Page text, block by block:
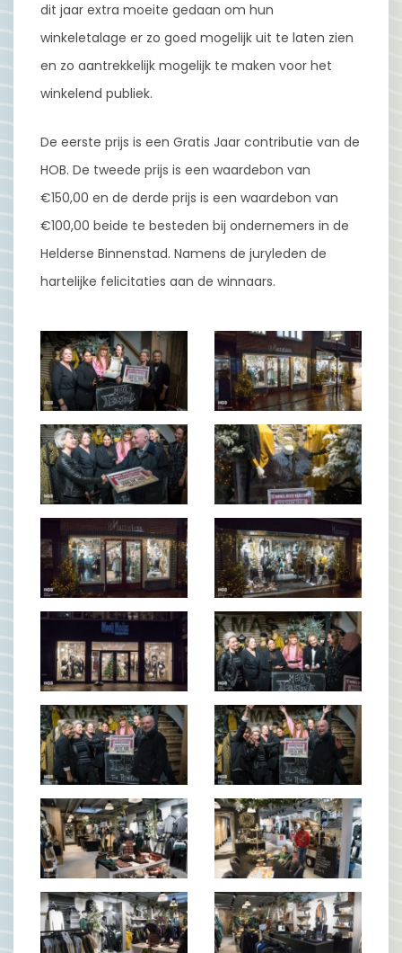
dit jaar extra moeite gedaan om hun
winkeletalage er zo goed mogelijk uit te laten zien
en zo aantrekkelijk mogelijk te maken voor het
winkelend publiek.
De eerste prijs is een Gratis Jaar contributie van de
HOB. De tweede prijs is een waardebon van
€150,00 en de derde prijs is een waardebon van
€100,00 beide te besteden bij ondernemers in de
Helderse Binnenstad. Namens de juryleden de
hartelijke felicitaties aan de winnaars.